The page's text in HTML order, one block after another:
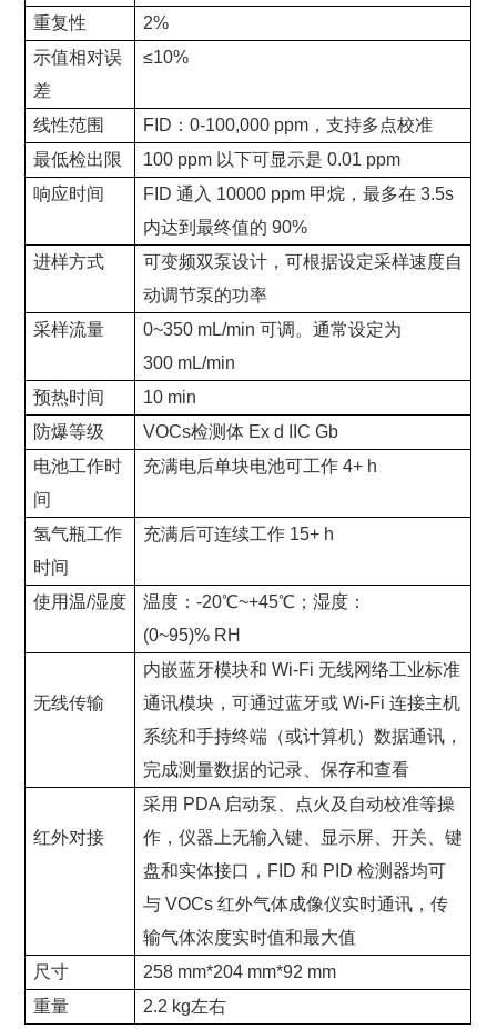
重复性
2%
示值相对误
差
≤10%
线性范围
FID：0-100,000 ppm，支持多点校准
最低检出限
100 ppm 以下可显示是 0.01 ppm
响应时间
FID 通入 10000 ppm 甲烷，最多在 3.5s
内达到最终值的 90%
进样方式
可变频双泵设计，可根据设定采样速度自
动调节泵的功率
采样流量
0~350 mL/min 可调。通常设定为
300 mL/min
预热时间
10 min
防爆等级
VOCs检测体 Ex d IIC Gb
电池工作时
间
充满电后单块电池可工作 4+ h
氢气瓶工作
时间
充满后可连续工作 15+ h
使用温/湿度
温度：-20℃~+45℃；湿度：
(0~95)% RH
无线传输
内嵌蓝牙模块和 Wi-Fi 无线网络工业标准
通讯模块，可通过蓝牙或 Wi-Fi 连接主机
系统和手持终端（或计算机）数据通讯，
完成测量数据的记录、保存和查看
红外对接
采用 PDA 启动泵、点火及自动校准等操
作，仪器上无输入键、显示屏、开关、键
盘和实体接口，FID 和 PID 检测器均可
与 VOCs 红外气体成像仪实时通讯，传
输气体浓度实时值和最大值
尺寸
258 mm*204 mm*92 mm
重量
2.2 kg左右